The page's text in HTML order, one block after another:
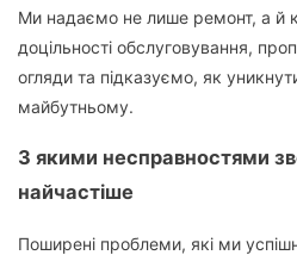
Ми надаємо не лише ремонт, а й
доцільності обслуговування,
огляди та підказуємо, як
майбутньому.
З якими несправностями
найчастіше
Поширені проблеми, які ми